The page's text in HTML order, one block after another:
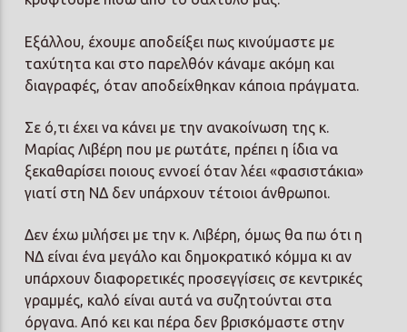
Εξάλλου, έχουμε αποδείξει πως κινούμαστε με
ταχύτητα και στο παρελθόν κάναμε ακόμη και
διαγραφές, όταν αποδείχθηκαν κάποια πράγματα.
Σε ό,τι έχει να κάνει με την ανακοίνωση της κ.
Μαρίας Λιβέρη που με ρωτάτε, πρέπει η ίδια να
ξεκαθαρίσει ποιους εννοεί όταν λέει «φασιστάκια»
γιατί στη ΝΔ δεν υπάρχουν τέτοιοι άνθρωποι.
Δεν έχω μιλήσει με την κ. Λιβέρη, όμως θα πω ότι η
ΝΔ είναι ένα μεγάλο και δημοκρατικό κόμμα κι αν
υπάρχουν διαφορετικές προσεγγίσεις σε κεντρικές
γραμμές, καλό είναι αυτά να συζητούνται στα
όργανα. Από κει και πέρα δεν βρισκόμαστε στην